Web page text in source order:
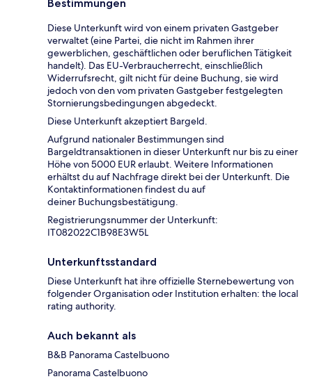
Bestimmungen
Diese Unterkunft wird von einem privaten Gastgeber
verwaltet (eine Partei, die nicht im Rahmen ihrer
gewerblichen, geschäftlichen oder beruflichen Tätigkeit
handelt). Das EU-Verbraucherrecht, einschließlich
Widerrufsrecht, gilt nicht für deine Buchung, sie wird
jedoch von den vom privaten Gastgeber festgelegten
Stornierungsbedingungen abgedeckt.
Diese Unterkunft akzeptiert Bargeld.
Aufgrund nationaler Bestimmungen sind
Bargeldtransaktionen in dieser Unterkunft nur bis zu einer
Höhe von 5000 EUR erlaubt. Weitere Informationen
erhältst du auf Nachfrage direkt bei der Unterkunft. Die
Kontaktinformationen findest du auf
deiner Buchungsbestätigung.
Registrierungsnummer der Unterkunft:
IT082022C1B98E3W5L
Unterkunftsstandard
Diese Unterkunft hat ihre offizielle Sternebewertung von
folgender Organisation oder Institution erhalten: the local
rating authority.
Auch bekannt als
B&B Panorama Castelbuono
Panorama Castelbuono